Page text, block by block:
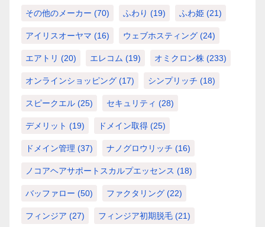
その他のメーカー (70) ふわり (19) ふわ姫 (21)
アイリスオーヤマ (16) ウェブホスティング (24)
エアトリ (20) エレコム (19) オミクロン株 (233)
オンラインショッピング (17) シンプリッチ (18)
スピークエル (25) セキュリティ (28)
デメリット (19) ドメイン取得 (25)
ドメイン管理 (37) ナノグロウリッチ (16)
ノコアヘアサポートスカルプエッセンス (18)
バッファロー (50) ファクタリング (22)
フィンジア (27) フィンジア初期脱毛 (21)